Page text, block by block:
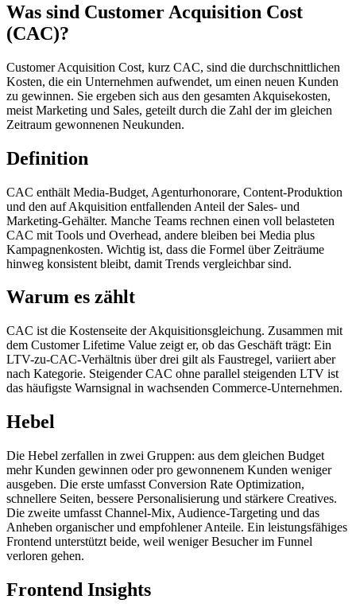
Was sind Customer Acquisition Cost
(CAC)?
Customer Acquisition Cost, kurz CAC, sind die durchschnittlichen
Kosten, die ein Unternehmen aufwendet, um einen neuen Kunden
zu gewinnen. Sie ergeben sich aus den gesamten Akquisekosten,
meist Marketing und Sales, geteilt durch die Zahl der im gleichen
Zeitraum gewonnenen Neukunden.
Definition
CAC enthält Media-Budget, Agenturhonorare, Content-Produktion
und den auf Akquisition entfallenden Anteil der Sales- und
Marketing-Gehälter. Manche Teams rechnen einen voll belasteten
CAC mit Tools und Overhead, andere bleiben bei Media plus
Kampagnenkosten. Wichtig ist, dass die Formel über Zeiträume
hinweg konsistent bleibt, damit Trends vergleichbar sind.
Warum es zählt
CAC ist die Kostenseite der Akquisitionsgleichung. Zusammen mit
dem Customer Lifetime Value zeigt er, ob das Geschäft trägt: Ein
LTV-zu-CAC-Verhältnis über drei gilt als Faustregel, variiert aber
nach Kategorie. Steigender CAC ohne parallel steigenden LTV ist
das häufigste Warnsignal in wachsenden Commerce-Unternehmen.
Hebel
Die Hebel zerfallen in zwei Gruppen: aus dem gleichen Budget
mehr Kunden gewinnen oder pro gewonnenem Kunden weniger
ausgeben. Die erste umfasst Conversion Rate Optimization,
schnellere Seiten, bessere Personalisierung und stärkere Creatives.
Die zweite umfasst Channel-Mix, Audience-Targeting und das
Anheben organischer und empfohlener Anteile. Ein leistungsfähiges
Frontend unterstützt beide, weil weniger Besucher im Funnel
verloren gehen.
Frontend Insights